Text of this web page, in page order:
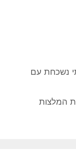
נשכחת עם
המלצות